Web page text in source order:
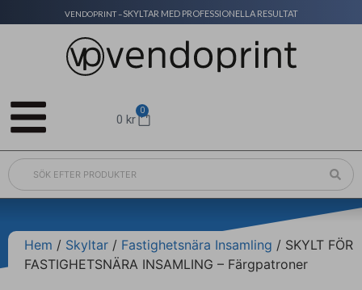
VENDOPRINT –SKYLTAR MED PROFESSIONELLA RESULTAT
0kr
0
Hem / Skyltar / Fastighetsnära Insamling / SKYLT FÖR
FASTIGHETSNÄRA INSAMLING – Färgpatroner